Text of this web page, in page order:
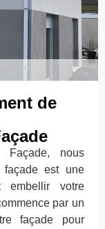
de
Façade, nous
façade est une
embellir votre
par un
façade pour